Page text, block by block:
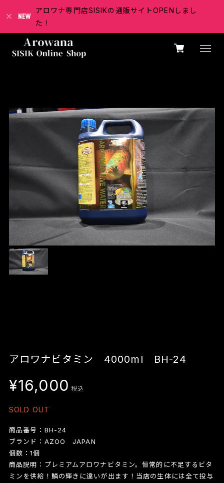
アロワナ専門店SISIKの通販サイトOPENしまし
た！
アロワナビタミン 4000ml BH-24
¥16,000 税込
SOLD OUT
商品番号：BH-24
ブランド：AZOO JAPAN
個数：1個
商品説明：プレミアムアロワナビタミン。恒常的に不足するビタ
ミンを供給！鱗の輝きに違いが出ます！当店の生体には全て投与